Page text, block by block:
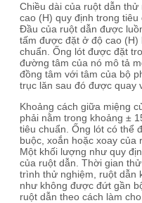
Chiều dài của ruột dẫn
cao (H) quy định trong tiêu
Đầu của ruột dẫn được
tấm được đặt ở độ cao
chuẩn. Ống lót được đặt
đường tâm của nó mô tả
đồng tâm với tâm của bộ
trục lăn sau đó được quay
Khoảng cách giữa miệng
phải nằm trong khoảng ±
tiêu chuẩn. Ống lót có thể
buộc, xoắn hoặc xoay của
Một khối lượng như quy
của ruột dẫn. Thời gian
trình thử nghiệm, ruột dẫn
như không được đứt gần
ruột dẫn theo cách làm